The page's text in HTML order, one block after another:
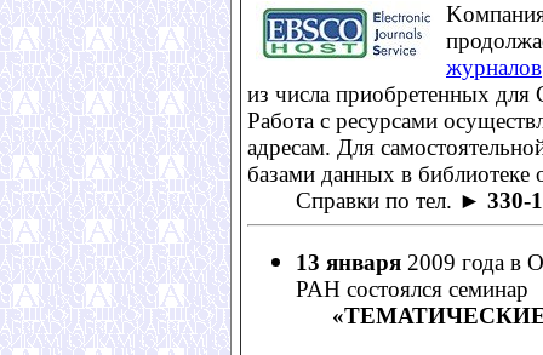
журналов
из числа приобретенных
Работа с ресурсами
адресам. Для
базами данных в библиотеке
Справки по тел. ► 330-
13 января 2009 года в
РАН состоялся семинар